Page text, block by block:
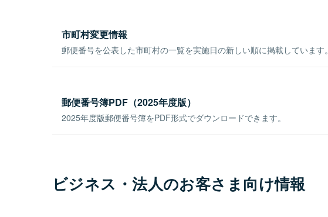
市町村変更情報
郵便番号を公表した市町村の一覧を実施日の新しい順に掲載しています。
郵便番号簿PDF（2025年度版）
2025年度版郵便番号簿をPDF形式でダウンロードできます。
ビジネス・法人のお客さま向け情報